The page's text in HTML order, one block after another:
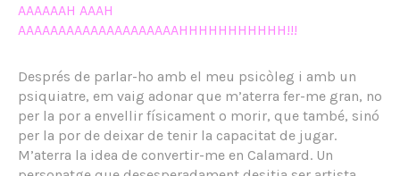
AAAAAAH AAAH
AAAAAAAAAAAAAAAAAAAAHHHHHHHHHHH!!!
Després de parlar-ho amb el meu psicòleg i amb un
psiquiatre, em vaig adonar que m’aterra fer-me gran, no
per la por a envellir físicament o morir, que també, sinó
per la por de deixar de tenir la capacitat de jugar.
M’aterra la idea de convertir-me en Calamard. Un